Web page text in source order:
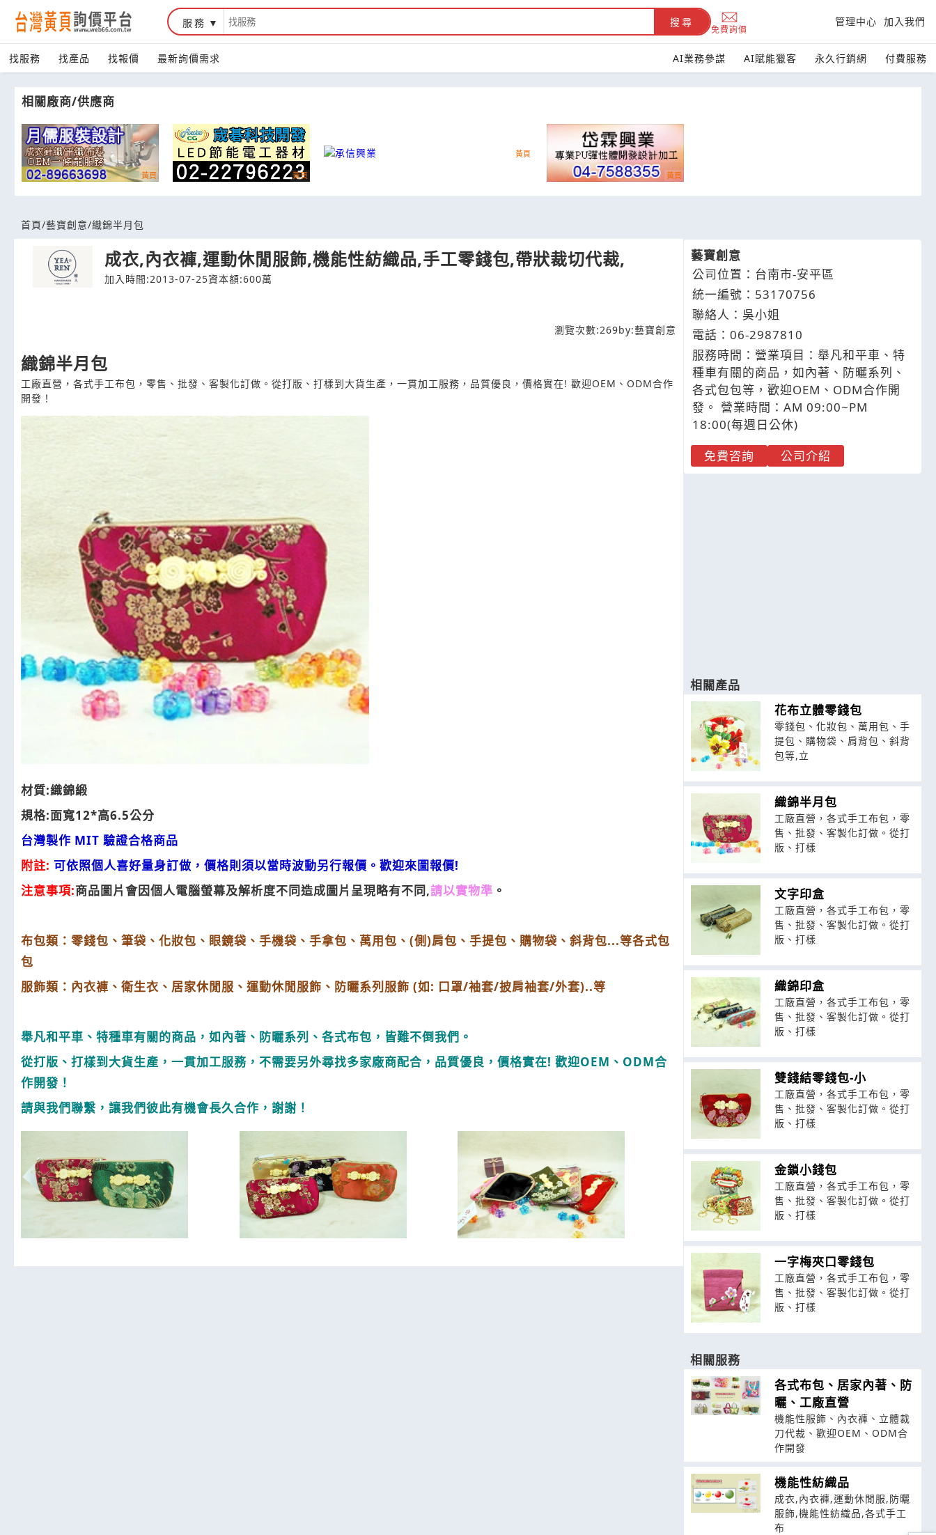
台灣黃頁詢價平台
服務 搜尋
免費詢價
管理中心 加入我們
找服務 找產品 找報價 最新詢價需求 AI業務參謀 AI賦能獵客 永久行銷網 付費服務
相關廠商/供應商
首頁/藝寶創意/織錦半月包
成衣,內衣褲,運動休閒服飾,機能性紡織品,手工零錢包,帶狀裁切代裁,
加入時間:2013-07-25資本額:600萬
瀏覽次數:269by:藝寶創意
織錦半月包
工廠直營，各式手工布包，零售、批發、客製化訂做。從打版、打樣到大貨生產，一貫加工服務，品質優良，價格實在! 歡迎OEM、ODM合作
開發！
材質:織錦緞
規格:面寬12*高6.5公分
台灣製作 MIT 驗證合格商品
附註: 可依照個人喜好量身訂做，價格則須以當時波動另行報價。歡迎來圖報價!
注意事項:商品圖片會因個人電腦螢幕及解析度不同造成圖片呈現略有不同,請以實物準 。
布包類：零錢包、筆袋、化妝包、眼鏡袋、手機袋、手拿包、萬用包、(側)肩包、手提包、購物袋、斜背包...等各式包
包
服飾類：內衣褲、衛生衣、居家休閒服、運動休閒服飾、防曬系列服飾 (如: 口罩/袖套/披肩袖套/外套)..等
舉凡和平車、特種車有關的商品，如內著、防曬系列、各式布包，皆難不倒我們。
從打版、打樣到大貨生產，一貫加工服務，不需要另外尋找多家廠商配合，品質優良，價格實在! 歡迎OEM、ODM合
作開發！
請與我們聯繫，讓我們彼此有機會長久合作，謝謝！
藝寶創意
公司位置：台南市-安平區
統一編號：53170756
聯絡人：吳小姐
電話： 06-2987810
服務時間：營業項目：舉凡和平車、特
種車有關的商品，如內著、防曬系列、
各式包包等，歡迎OEM、ODM合作開
發。 營業時間：AM 09:00~PM
18:00(每週日公休)
免費咨詢
公司介紹
相關產品
花布立體零錢包
零錢包、化妝包、萬用包、手
提包、購物袋、肩背包、斜背
包等,立
織錦半月包
工廠直營，各式手工布包，零
售、批發、客製化訂做。從打
版、打樣
文字印盒
工廠直營，各式手工布包，零
售、批發、客製化訂做。從打
版、打樣
織錦印盒
工廠直營，各式手工布包，零
售、批發、客製化訂做。從打
版、打樣
雙錢結零錢包-小
工廠直營，各式手工布包，零
售、批發、客製化訂做。從打
版、打樣
金鎖小錢包
工廠直營，各式手工布包，零
售、批發、客製化訂做。從打
版、打樣
一字梅夾口零錢包
工廠直營，各式手工布包，零
售、批發、客製化訂做。從打
版、打樣
相關服務
各式布包、居家內著、防
曬、工廠直營
機能性服飾、內衣褲、立體裁
刀代裁、歡迎OEM、ODM合
作開發
機能性紡織品
成衣,內衣褲,運動休閒服,防曬
服飾,機能性紡織品,各式手工
布